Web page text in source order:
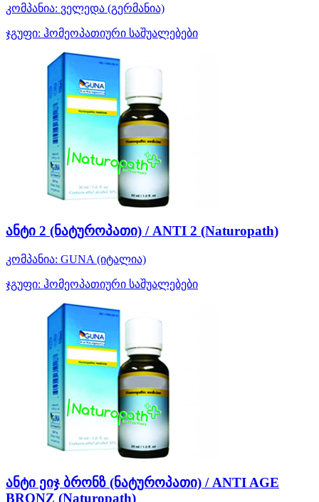
კომპანია: ველედა (გერმანია)
ჯგუფი: ჰომეოპათიური საშუალებები
ანტი 2 (ნატუროპათი) / ANTI 2 (Naturopath)
კომპანია: GUNA (იტალია)
ჯგუფი: ჰომეოპათიური საშუალებები
ანტი ეიჯ ბრონზ (ნატუროპათი) / ANTI AGE
BRONZ (Naturopath)